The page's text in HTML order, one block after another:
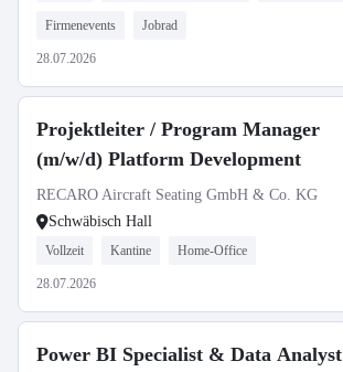
Firmenevents Jobrad
28.07.2026
Projektleiter / Program Manager
(m/w/d) Platform Development
RECARO Aircraft Seating GmbH & Co. KG
Schwäbisch Hall
Vollzeit Kantine Home-Office
28.07.2026
Power BI Specialist & Data Analyst